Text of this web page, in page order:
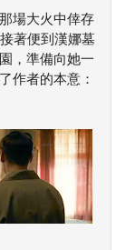
場大火中倖存
著便到漢娜墓
，準備向她一
作者的本意：